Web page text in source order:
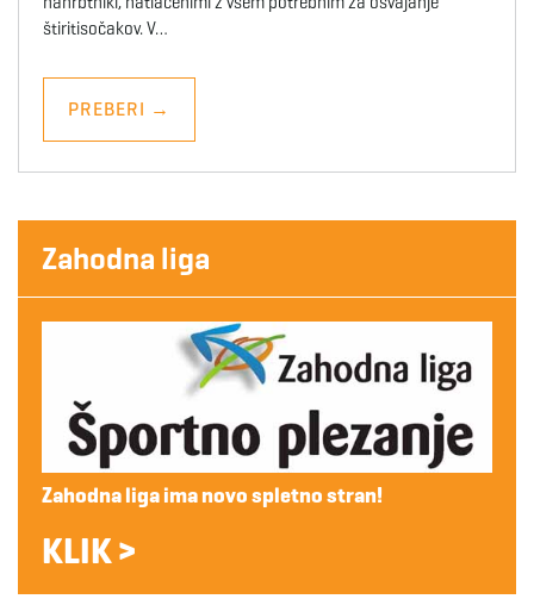
štiritisočakov. V…
PREBERI →
Zahodna liga
Zahodna liga ima novo spletno stran!
KLIK >